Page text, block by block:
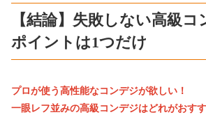
【結論】失敗しない高級
ポイントは1つだけ
プロが使う高性能なコンデジが欲しい！
一眼レフ並みの高級コンデジはどれがおす